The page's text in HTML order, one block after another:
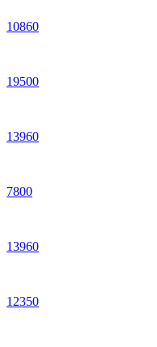
10860
19500
13960
7800
13960
12350